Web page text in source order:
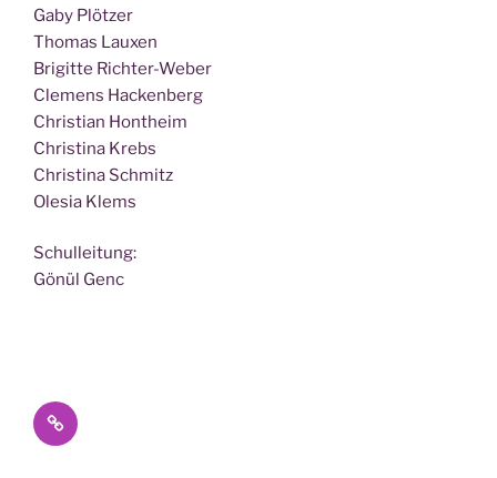
Gaby Plötzer
Tho­mas Lauxen
Bri­git­te Richter-Weber
Cle­mens Hackenberg
Chris­ti­an Hontheim
Chris­ti­na Krebs
Chris­ti­na Schmitz
Ole­sia Klems
Schul­lei­tung:
Gönül Genc
Datenschutz